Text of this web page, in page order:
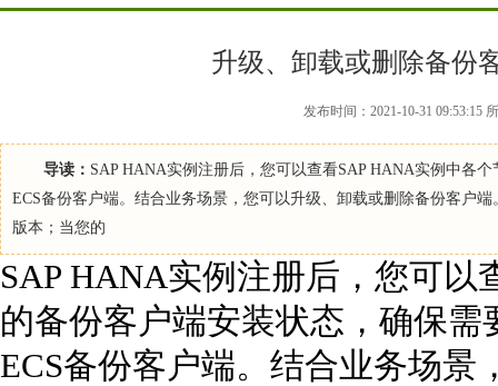
升级、卸载或删除备份
发布时间：2021-10-31 09:53:15
导读： SAP HANA实例注册后，您可以查看SAP HANA实例中各
ECS备份客户端。结合业务场景，您可以升级、卸载或删除备份客户
版本；当您的
SAP HANA实例注册后，您可以
的备份客户端安装状态，确保
ECS备份客户端。结合业务场